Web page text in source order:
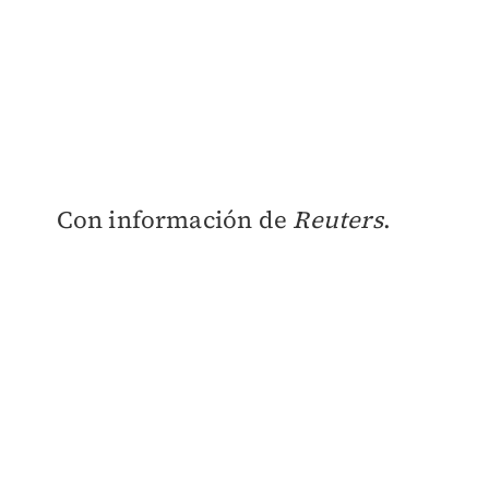
​Con información de Reuters.